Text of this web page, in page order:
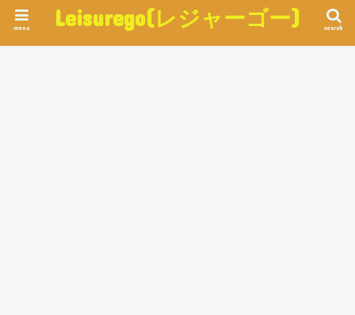
Leisurego(レジャーゴー) search
menu